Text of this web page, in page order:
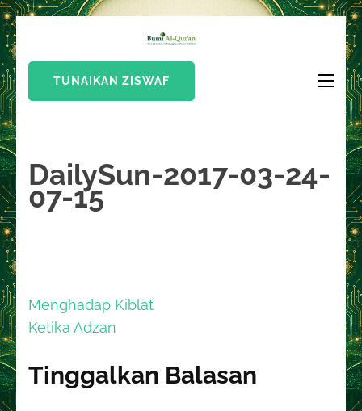
Lompat
ke
(Tekan
Enter)
Kebahagiaan Dunia-
TUNAIKAN ZISWAF
DailySun-2017-03-24-
07-15
Navigasi
pos
Menghadap Kiblat
Ketika Adzan
Tinggalkan Balasan